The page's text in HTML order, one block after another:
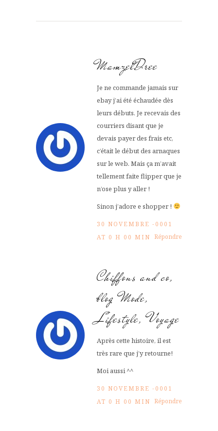
MamzelDree
Je ne commande jamais sur
ebay j’ai été échaudée dès
leurs débuts. Je recevais des
courriers disant que je
devais payer des frais etc,
c’était le début des arnaques
sur le web. Mais ça m’avait
tellement faite flipper que je
n’ose plus y aller !
Sinon j’adore e shopper !
30 NOVEMBRE -0001
AT 0 H 00 MIN Répondre
Chiffons and co,
blog Mode,
Lifestyle, Voyage
Après cette histoire, il est
très rare que j’y retourne!
Moi aussi ^^
30 NOVEMBRE -0001
AT 0 H 00 MIN Répondre